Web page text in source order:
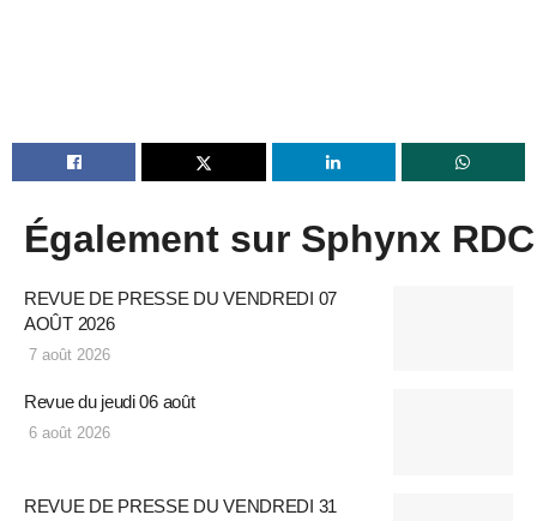
Également sur Sphynx RDC
REVUE DE PRESSE DU VENDREDI 07
AOÛT 2026
7 août 2026
Revue du jeudi 06 août
6 août 2026
REVUE DE PRESSE DU VENDREDI 31